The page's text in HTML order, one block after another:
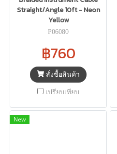
Straight/Angle 10ft - Neon
Yellow
P06080
฿760
สั่งซื้อสินค้า
เปรียบเทียบ
New